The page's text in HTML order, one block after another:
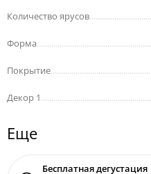
Количество ярусов
Форма
Покрытие
Декор 1
Еще
Бесплатная дегустация